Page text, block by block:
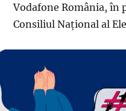
Vodafone România, în
Consiliul Național al